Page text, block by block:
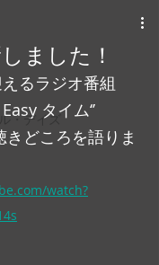
・デイズ
ました！
るラジオ番組
タイム‘’
どころを語りま
watch?